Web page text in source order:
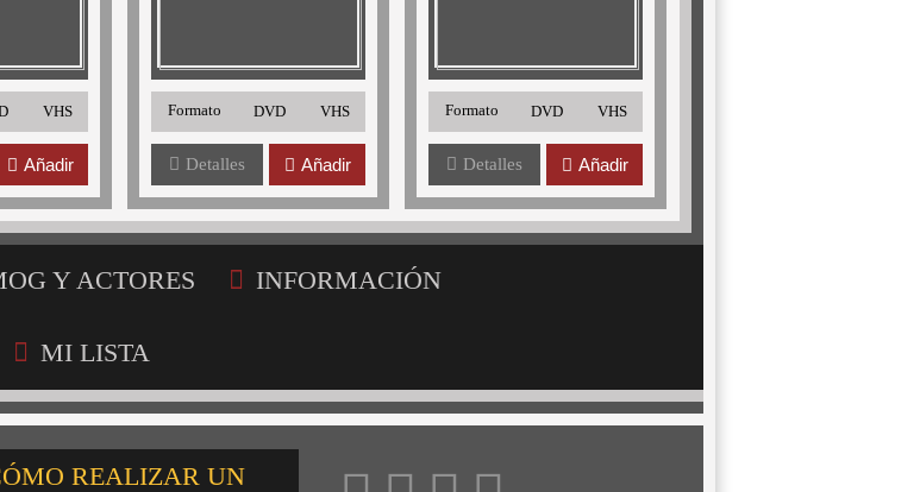
VHS
Añadir
Formato DVD VHS
Detalles Añadir
Formato DVD VHS
Detalles Añadir
Y ACTORES INFORMACIÓN
MI LISTA
REALIZAR UN